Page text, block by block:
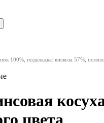
100%, подкладка: вискоза 57%,